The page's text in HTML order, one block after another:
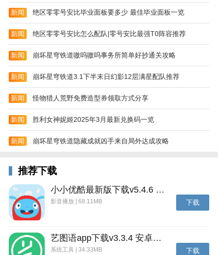
4、个人中心可查看订单、单位信息、证书密码与申请
记录。
新闻 绝区零零号安比毕业面板要多少 最佳毕业面板一览
新闻 绝区零零号安比怎么配队|零号安比最强T0阵容推荐
新闻 崩坏星穹铁道嗷呜嗷呜事务所简单好抄通关攻略
新闻 崩坏星穹铁道3.1下半末日幻影12层满星配队推荐
新闻 怪物猎人荒野免费造型券领取方式分享
新闻 胜利女神妮姬2025年3月最新兑换码一览
新闻 崩坏星穹铁道隐藏成就凶手来自局外达成攻略
推荐下载
小小优酷最新版下载v5.4.6 安卓官方版
影音播放 | 68.11MB 下载
艺图语app下载v3.3.4 安卓免费版
系统工具 | 34.33MB 下载